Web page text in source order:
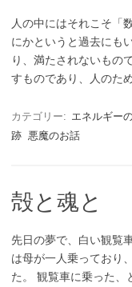
人の中にはそれこそ「
にかというと過去にも
り、満たされないもの
すものであり、人のた
カテゴリー: エネルギー
跡 悪魔のお話
殻と魂と
先日の夢で、白い観覧
は母が一人乗っており
た。 観覧車に乗った、